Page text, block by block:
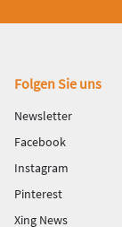
Fußbereich
Folgen Sie uns
Newsletter
Facebook
Instagram
Pinterest
Xing News